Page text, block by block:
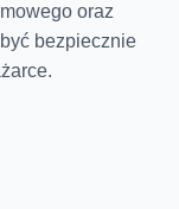
oraz
bezpiecznie